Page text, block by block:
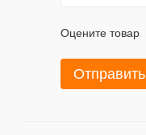
Оцените товар
Отправить